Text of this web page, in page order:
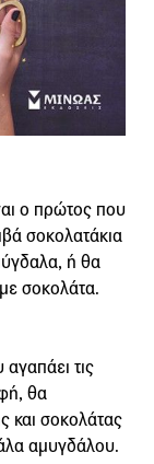
ο πρώτος που
σοκολατάκια
ή θα
σοκολάτα.
τις
θα
και σοκολάτας
αμυγδάλου.